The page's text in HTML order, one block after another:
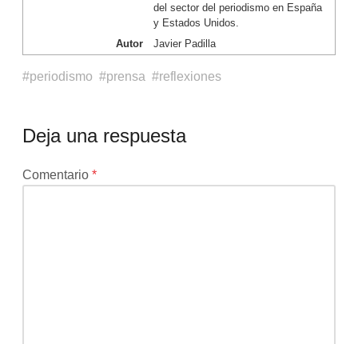
del sector del periodismo en España
y Estados Unidos.
Autor
Javier Padilla
periodismo prensa reflexiones
Deja una respuesta
Tu
Comentario*